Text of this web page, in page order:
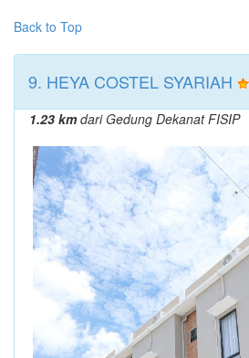
Back to Top
9. HEYA COSTEL SYARIAH
1.23 kmdari Gedung Dekanat FISIP